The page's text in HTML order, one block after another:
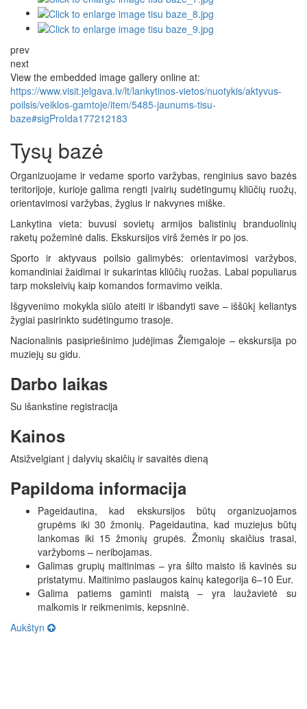
prev
next
View the embedded image gallery online at:
https://www.visit.jelgava.lv/lt/lankytinos-vietos/nuotykis/aktyvus-
poilsis/veiklos-gamtoje/item/5485-jaunums-tisu-
baze#sigProIda177212183
Tysų bazė
Organizuojame ir vedame sporto varžybas, renginius savo bazės
teritorijoje, kurioje galima rengti įvairių sudėtingumų kliūčių ruožų,
orientavimosi varžybas, žygius ir nakvynes miške.
Lankytina vieta: buvusi sovietų armijos balistinių branduolinių
raketų požeminė dalis. Ekskursijos virš žemės ir po jos.
Sporto ir aktyvaus poilsio galimybės: orientavimosi varžybos,
komandiniai žaidimai ir sukarintas kliūčių ruožas. Labai populiarus
tarp moksleivių kaip komandos formavimo veikla.
Išgyvenimo mokykla siūlo ateiti ir išbandyti save – iššūkį keliantys
žygiai pasirinkto sudėtingumo trasoje.
Nacionalinis pasipriešinimo judėjimas Žiemgaloje – ekskursija po
muziejų su gidu.
Darbo laikas
Su išankstine registracija
Kainos
Atsižvelgiant į dalyvių skaičių ir savaitės dieną
Papildoma informacija
Pageidautina, kad ekskursijos būtų organizuojamos
grupėms iki 30 žmonių. Pageidautina, kad muziejus būtų
lankomas iki 15 žmonių grupės. Žmonių skaičius trasai,
varžyboms – neribojamas.
Galimas grupių maitinimas – yra šilto maisto iš kavinės su
pristatymu. Maitinimo paslaugos kainų kategorija 6–10 Eur.
Galima patiems gaminti maistą – yra laužavietė su
malkomis ir reikmenimis, kepsninė.
Aukštyn